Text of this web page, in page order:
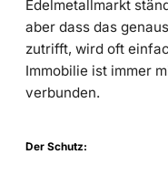
Edelmetallmarkt
aber dass das
zutrifft, wird oft
Immobilie ist immer
verbunden.
Der Schutz: